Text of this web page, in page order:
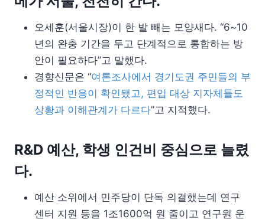
오세훈(서울시장)이 한 발 빼는 모양새다. “6~10
년의 완충 기간을 두고 단계적으로 통합하는 방
안이 필요하다”고 말했다.
경향신문은 “여론조사에서 경기도권 주민들의 부
정적인 반응이 확인됐고, 편입 대상 지자체들도
상황과 이해관계가 다르다”고 지적했다.
R&D 예산, 학생 인건비 중심으로 늘렸
다.
예산 소위에서 민주당이 단독 의결했는데 연구
센터 지원 등을 1조1600억 원 줄이고 연구원 운